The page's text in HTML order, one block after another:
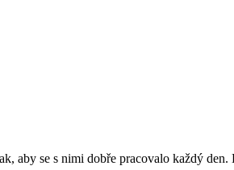
aby se s nimi dobře pracovalo každý